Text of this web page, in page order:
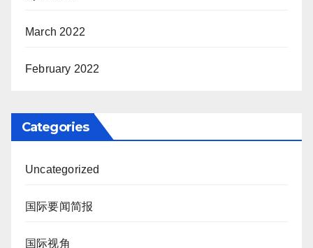
March 2022
February 2022
Categories
Uncategorized
国际要闻简报
国际视角